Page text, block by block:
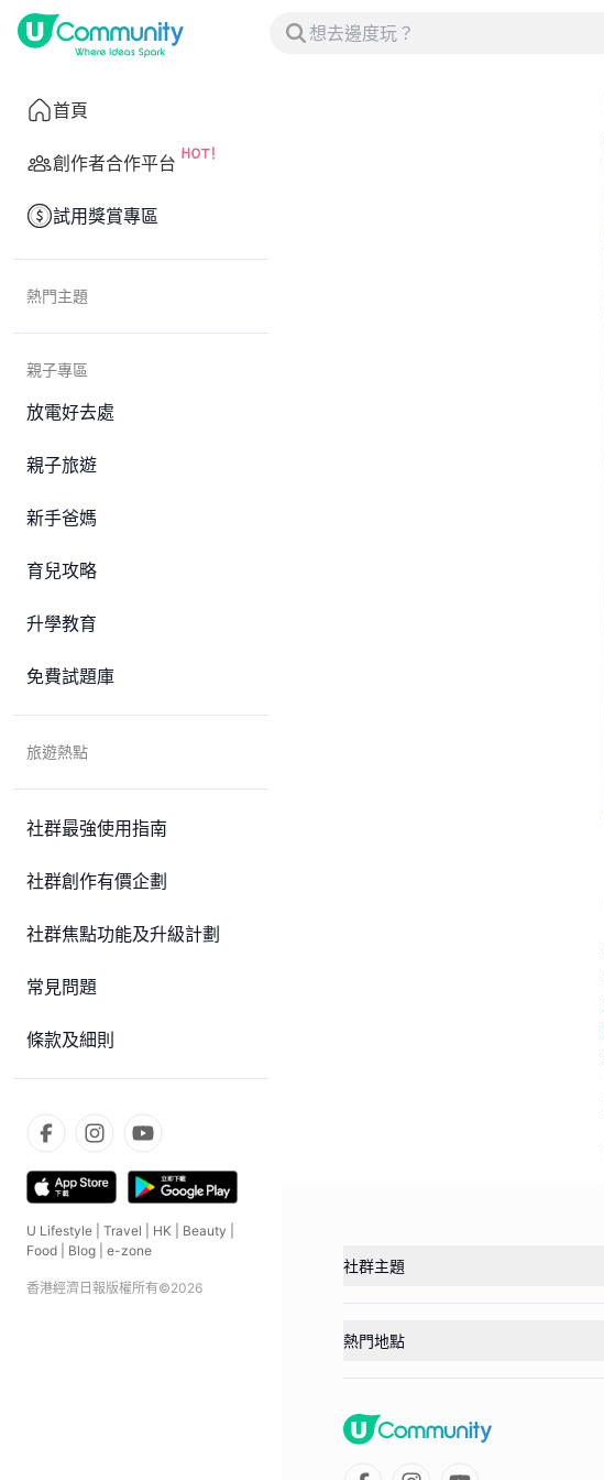
首頁
創作者合作平台
試用獎賞專區
熱門主題
親子專區
放電好去處
親子旅遊
新手爸媽
育兒攻略
升學教育
免費試題庫
旅遊熱點
社群最強使用指南
社群創作有價企劃
社群焦點功能及升級計劃
常見問題
條款及細則
U Lifestyle Travel HK Beauty
Food
Blog e-zone
香港經濟日報版權所有©2026
社群主題
熱門地點